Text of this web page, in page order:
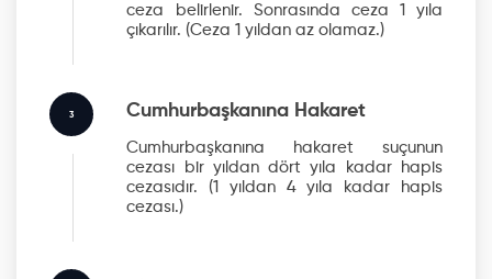
ceza belirlenir. Sonrasında ceza 1 yıla
çıkarılır. (Ceza 1 yıldan az olamaz.)
3 Cumhurbaşkanına Hakaret
Cumhurbaşkanına hakaret suçunun
cezası bir yıldan dört yıla kadar hapis
cezasıdır. (1 yıldan 4 yıla kadar hapis
cezası.)